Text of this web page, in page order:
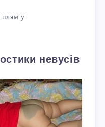
плям у
невусів